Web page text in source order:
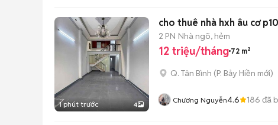
1 phút trước 4
cho thuê nhà hxh âu cơ
2 PN Nhà ngõ, hẻm
12 triệu/tháng 72 m²
Q. Tân Bình (P. Bảy Hiền mới)
Chương Nguyễn4.6 186 đã